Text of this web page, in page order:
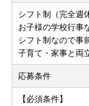
シフト制（完全週
お子様の学校行事
シフト制なので事
子育て・家事と両
応募条件
【必須条件】